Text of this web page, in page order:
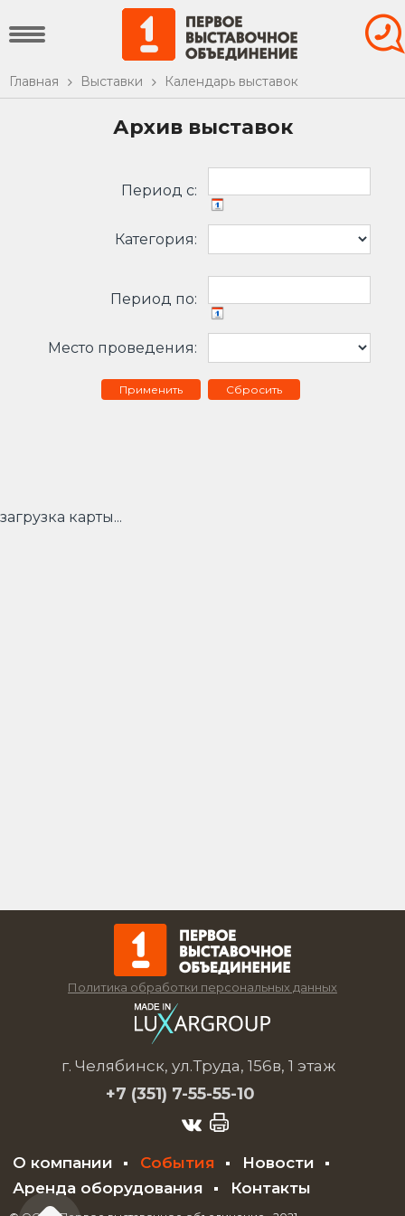
Главная Выставки Календарь выставок
Архив выставок
Период c:
Категория:
Период по:
Место проведения:
Сбросить
загрузка карты...
Политика обработки персональных данных
г. Челябинск, ул.Труда, 156в, 1 этаж
+7 (351) 7-55-55-10
О компании События
Новости
Аренда оборудования
Контакты